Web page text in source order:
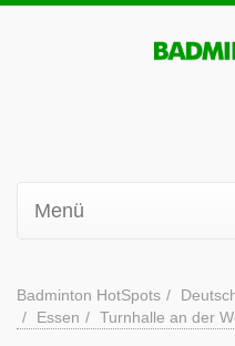
Menü
Badminton HotSpots
Essen
Turnhalle an der